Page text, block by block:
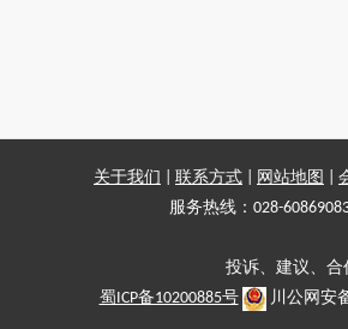
关于我们 联系方式 网站地图
服务热线：028-
投诉、建议、
蜀ICP备10200885号
川公网安